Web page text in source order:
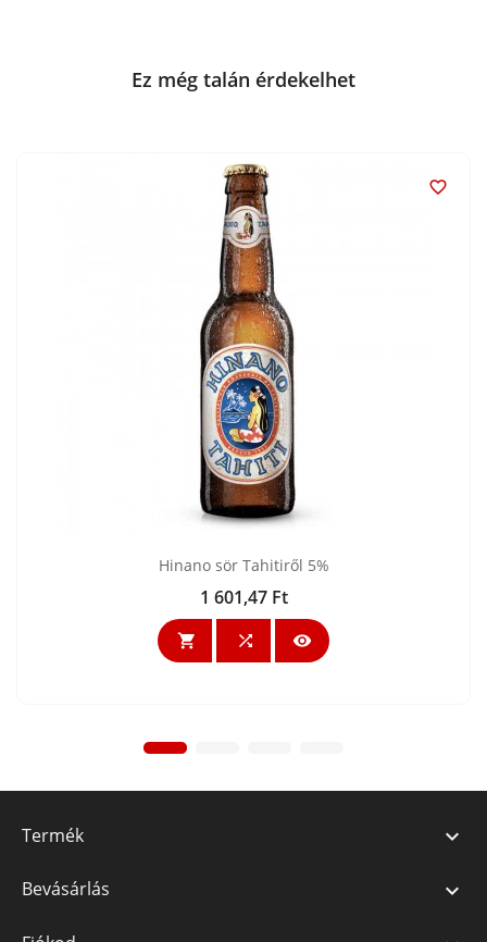
Ez még talán érdekelhet

Hinano sör Tahitiről 5%
Ár
1 601,47 Ft
  
Termék 
Bevásárlás 